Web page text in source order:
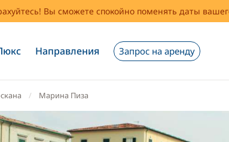
Вы сможете спокойно поменять даты
Направления Запрос на аренду
Марина Пиза